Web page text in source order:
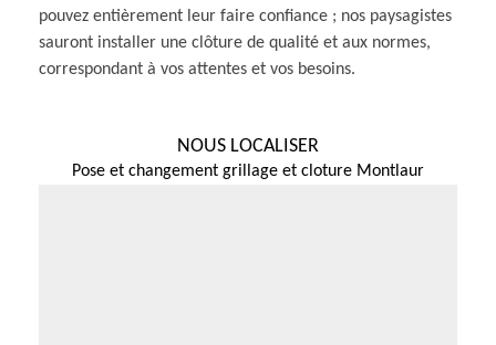
pouvez entièrement leur faire confiance ; nos paysagistes
sauront installer une clôture de qualité et aux normes,
correspondant à vos attentes et vos besoins.
NOUS LOCALISER
Pose et changement grillage et cloture Montlaur